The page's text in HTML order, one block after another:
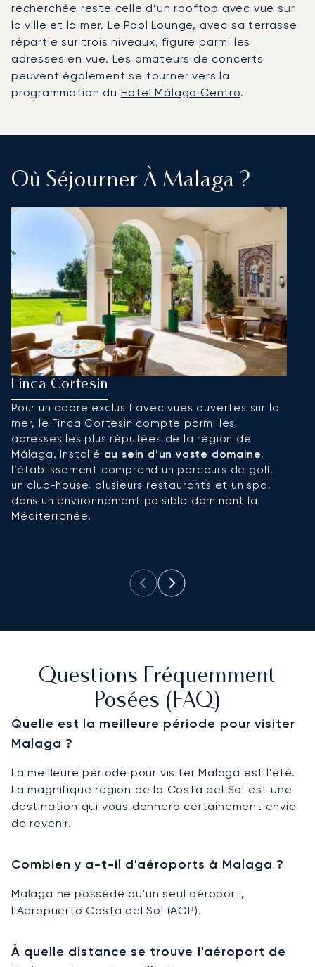
recherchée reste celle d’un rooftop avec vue sur
la ville et la mer. LePool Lounge, avec sa terrasse
répartie sur trois niveaux, figure parmi les
adresses en vue. Les amateurs de concerts
peuvent également se tourner vers la
programmation du Hotel Málaga Centro.
Où Séjourner À Malaga ?
Finca Cortesin
Pour un cadre exclusif avec vues ouvertes sur la
mer, le Finca Cortesin compte parmi les
adresses les plus réputées de la région de
Málaga. Installé au sein d’un vaste domaine,
l’établissement comprend un parcours de golf,
un club-house, plusieurs restaurants et un spa,
dans un environnement paisible dominant la
Méditerranée.
Questions Fréquemment
Posées (FAQ)
Quelle est la meilleure période pour visiter
Malaga ?
La meilleure période pour visiter Malaga est l'été.
La magnifique région de la Costa del Sol est une
destination qui vous donnera certainement envie
de revenir.
Combien y a-t-il d'aéroports à Malaga ?
Malaga ne possède qu'un seul aéroport,
l'Aeropuerto Costa del Sol (AGP).
À quelle distance se trouve l'aéroport de